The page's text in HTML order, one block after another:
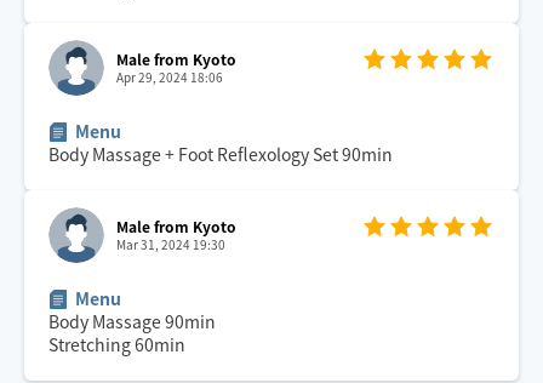
Male from Kyoto
Apr 29, 2024 18:06
Menu
Body Massage + Foot Reflexology Set90min
Male from Kyoto
Mar 31, 2024 19:30
Menu
Body Massage90min
Stretching60min